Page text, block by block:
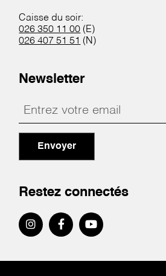
Caisse du soir:
026 350 11 00 (E)
026 407 51 51 (N)
Newsletter
Envoyer
Restez connectés